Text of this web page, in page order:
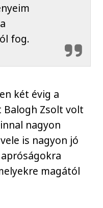
fog.
két évig a
Zsolt volt
nagyon
is nagyon jó
magától